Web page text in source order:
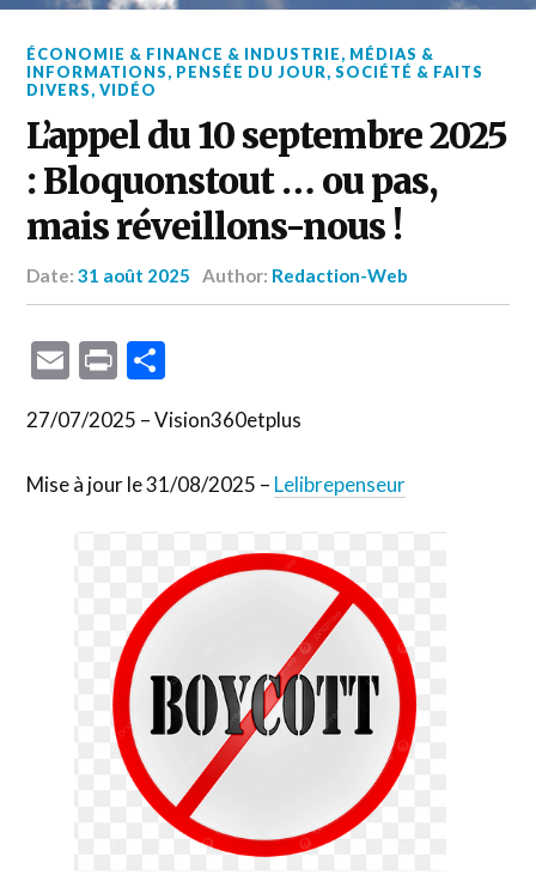
ÉCONOMIE & FINANCE & INDUSTRIE, MÉDIAS &
INFORMATIONS, PENSÉE DU JOUR,SOCIÉTÉ & FAITS
DIVERS,VIDÉO
L’appel du 10 septembre 2025
: Bloquonstout … ou pas,
mais réveillons-nous !
Date:31 août 2025 Author: Redaction-Web
Email
Print
27/07/2025 – Vision360etplus
Mise à jour le 31/08/2025 – Lelibrepenseur